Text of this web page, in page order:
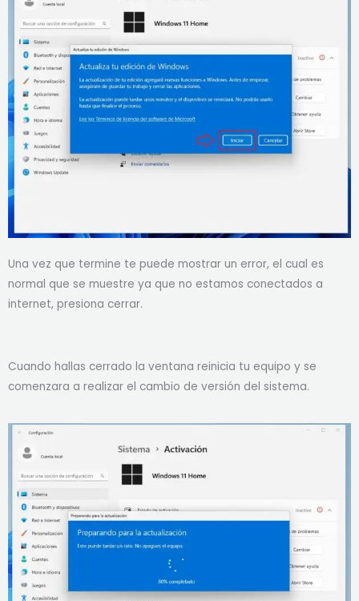
Una vez que termine te puede mostrar un error, el cual es
normal que se muestre ya que no estamos conectados a
internet, presiona cerrar.
Cuando hallas cerrado la ventana reinicia tu equipo y se
comenzara a realizar el cambio de versión del sistema.